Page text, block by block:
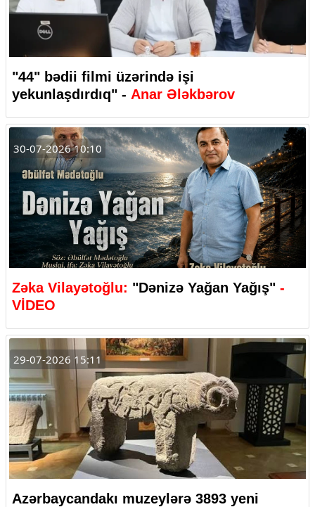
"44" bədii filmi üzərində işi
yekunlaşdırdıq" - Anar Ələkbərov
30-07-2026 10:10
Zəka Vilayətoğlu: "Dənizə Yağan Yağış" -
VİDEO
29-07-2026 15:11
Azərbaycandakı muzeylərə 3893 yeni